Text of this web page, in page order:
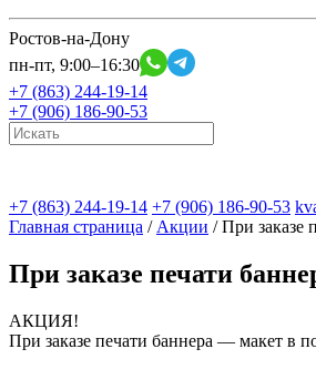
Ростов-на-Дону
пн-пт, 9:00–16:30
+7 (863) 244-19-14
+7 (906) 186-90-53
+7 (863) 244-19-14 +7 (906) 186-90-53
Главная страница / Акции /При заказе
При заказе печати
АКЦИЯ!
При заказе печати баннера — макет в